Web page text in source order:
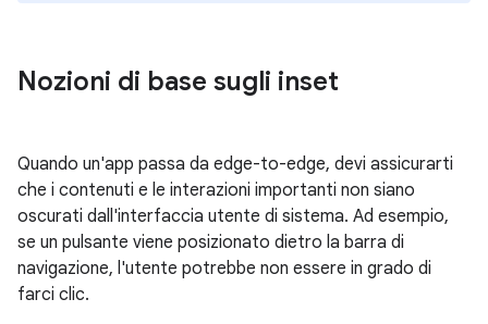
Nozioni di base sugli inset
Quando un'app passa da edge-to-edge, devi assicurarti
che i contenuti e le interazioni importanti non siano
oscurati dall'interfaccia utente di sistema. Ad esempio,
se un pulsante viene posizionato dietro la barra di
navigazione, l'utente potrebbe non essere in grado di
farci clic.